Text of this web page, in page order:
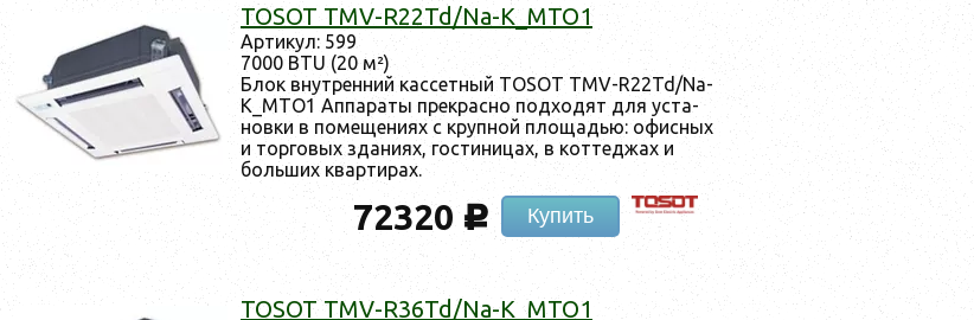
TOSOT TMV-R22Td/Na-K_MTO1
Ар­ти­кул: 599
7000 BTU (20 м²)
Блок внут­ренний кас­сетный TOSOT TMV-R22Td/Na-
K_MTO1 Ап­па­раты прек­расно под­хо­дят для ус­та­
нов­ки в по­меще­ни­ях с круп­ной пло­щадью: офис­ных
и тор­го­вых зда­ни­ях, гос­ти­ницах, в кот­теджах и
боль­ших квар­ти­рах.
72320 c Купить
TOSOT TMV-R36Td/Na-K_MTO1